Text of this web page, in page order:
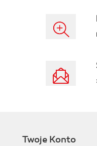
Twoje Konto